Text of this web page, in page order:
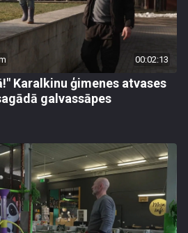
00:02:13
Karalkinu ģimenes atvases
galvassāpes